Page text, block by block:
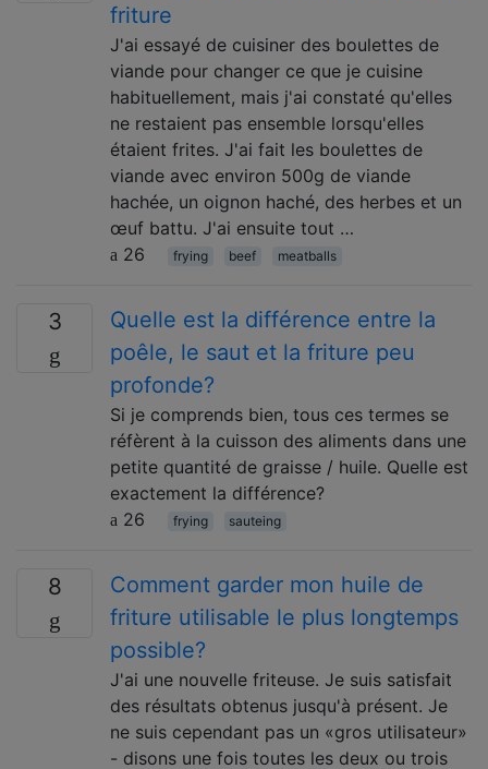
friture
J'ai essayé de cuisiner des boulettes de
viande pour changer ce que je cuisine
habituellement, mais j'ai constaté qu'elles
ne restaient pas ensemble lorsqu'elles
étaient frites. J'ai fait les boulettes de
viande avec environ 500g de viande
hachée, un oignon haché, des herbes et un
œuf battu. J'ai ensuite tout …
26
frying beef meatballs
3
Quelle est la différence entre la
poêle, le saut et la friture peu
profonde?
Si je comprends bien, tous ces termes se
réfèrent à la cuisson des aliments dans une
petite quantité de graisse / huile. Quelle est
exactement la différence?
26
frying sauteing
8
Comment garder mon huile de
friture utilisable le plus longtemps
possible?
J'ai une nouvelle friteuse. Je suis satisfait
des résultats obtenus jusqu'à présent. Je
ne suis cependant pas un «gros utilisateur»
- disons une fois toutes les deux ou trois